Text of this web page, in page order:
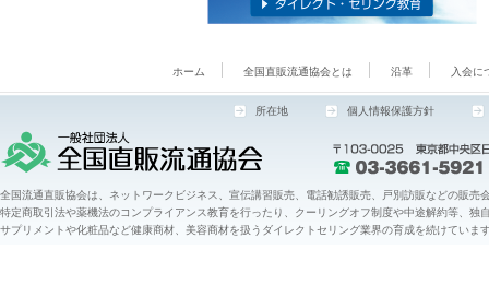
ホーム 全国直販流通協会とは 沿革 入会に
所在地 個人情報保護方針
全国流通直販協会は、ネットワークビジネス、宣伝講習販売、電話勧誘販売、戸別訪販などの販売
特定商取引法や薬機法のコンプライアンス教育を行ったり、クーリングオフ制度や中途解約等、
サプリメントや化粧品など健康商材、美容商材を扱うダイレクトセリング業界の育成を続けていま